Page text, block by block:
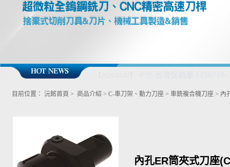
目前位置： 沅銘首頁 > 商品介紹 > C-車刀架、動力刀座 > 車銑複合機刀座 > 內
內孔ER筒夾式刀座